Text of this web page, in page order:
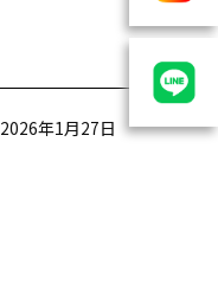
2026年1月27日